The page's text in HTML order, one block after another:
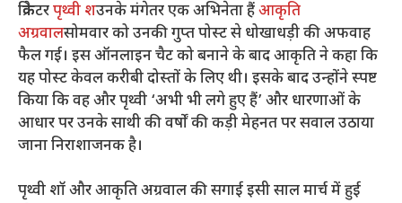
क्रिकेटरपृथ्वी शउनके मंगेतर एक अभिनेता हैंआकृति
अग्रवालसोमवार को उनकी गुप्त पोस्ट से धोखाधड़ी की अफवाह
फैल गई। इस ऑनलाइन चैट को बनाने के बाद आकृति ने कहा कि
यह पोस्ट केवल करीबी दोस्तों के लिए थी। इसके बाद उन्होंने स्पष्ट
किया कि वह और पृथ्वी ‘अभी भी लगे हुए हैं’ और धारणाओं के
आधार पर उनके साथी की वर्षों की कड़ी मेहनत पर सवाल उठाया
जाना निराशाजनक है।
पृथ्वी शॉ और आकृति अग्रवाल की सगाई इसी साल मार्च में हुई